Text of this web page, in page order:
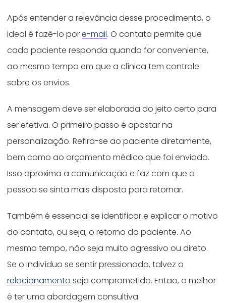
Após entender a relevância desse procedimento, o
ideal é fazê-lo pore-mail. O contato permite que
cada paciente responda quando for conveniente,
ao mesmo tempo em que a clínica tem controle
sobre os envios.
A mensagem deve ser elaborada do jeito certo para
ser efetiva. O primeiro passo é apostar na
personalização. Refira-se ao paciente diretamente,
bem como ao orçamento médico que foi enviado.
Isso aproxima a comunicação e faz com que a
pessoa se sinta mais disposta para retornar.
Também é essencial se identificar e explicar o motivo
do contato, ou seja, o retorno do paciente. Ao
mesmo tempo, não seja muito agressivo ou direto.
Se o indivíduo se sentir pressionado, talvez o
relacionamento seja comprometido. Então, o melhor
é ter uma abordagem consultiva.